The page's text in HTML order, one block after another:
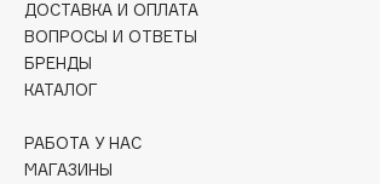
Cunzite
Curaprox
D
ДОСТАВКА И ОПЛАТА
ВОПРОСЫ И ОТВЕТЫ
БРЕНДЫ
КАТАЛОГ
РАБОТА У НАС
МАГАЗИНЫ